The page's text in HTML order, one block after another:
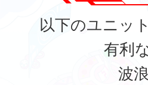
以下のユニッ
有利
波